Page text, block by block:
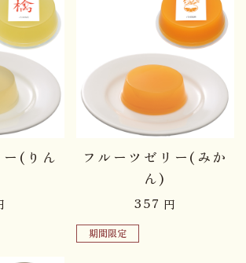
ー(りん
フルーツゼリー(みか
ん)
357 円
期間限定